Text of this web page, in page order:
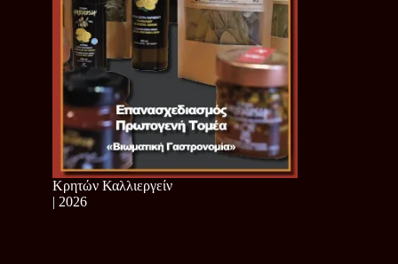
Κρητών Καλλιεργείν
| 2026